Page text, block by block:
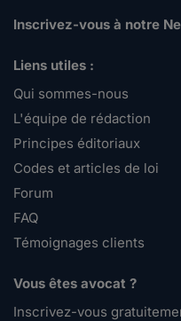
Inscrivez-vous à notre
Liens utiles :
Qui sommes-nous
L'équipe de rédaction
Principes éditoriaux
Codes et articles de loi
Forum
FAQ
Témoignages clients
Vous êtes avocat ?
Inscrivez-vous